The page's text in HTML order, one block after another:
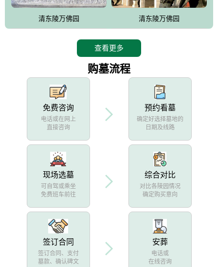
设计建造各种墓地墓位3万个；主体建筑金宝塔，墓位容量8万个，
能适应不同消费阶层的需求，为客户提供墓碑设计制作服务、特色
清东陵万佛园 清东陵万佛园
查看更多
购墓流程
免费咨询
电话或在网上
直接咨询
预约看墓
确定好选择墓地的
日期及线路
现场选墓
可自驾或乘坐
免费班车前往
综合对比
对比各陵园情况
确定购买意向
签订合同
签订合同、支付
墓款、确认碑文
安葬
电话或
在线咨询